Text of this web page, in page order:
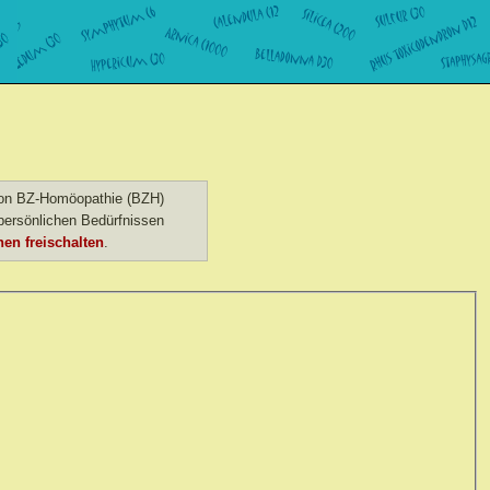
BZ-Homöopathie (BZH)
Bedürfnissen
freischalten